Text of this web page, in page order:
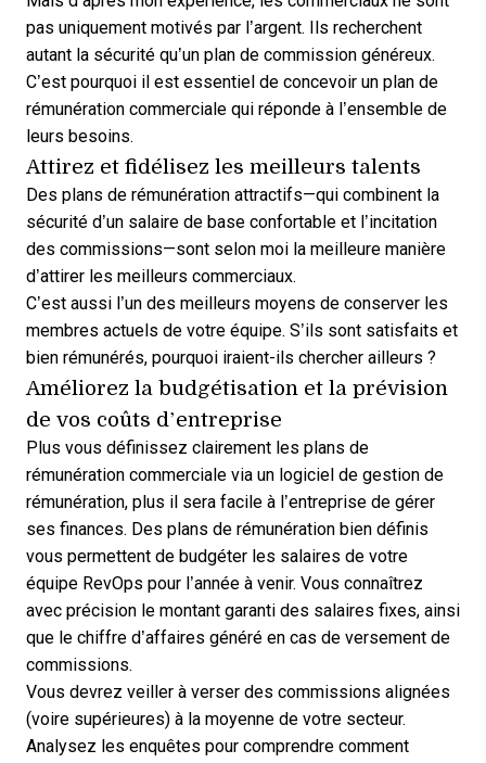
pas uniquement motivés par l’argent. Ils recherchent
autant la sécurité qu’un plan de commission généreux.
C’est pourquoi il est essentiel de concevoir un plan de
rémunération commerciale qui réponde à l’ensemble de
leurs besoins.
Attirez et fidélisez les meilleurs talents
Des plans de rémunération attractifs—qui combinent la
sécurité d’un salaire de base confortable et l’incitation
des commissions—sont selon moi la meilleure manière
d’attirer les meilleurs commerciaux.
C’est aussi l’un des meilleurs moyens de conserver les
membres actuels de votre équipe. S’ils sont satisfaits et
bien rémunérés, pourquoi iraient-ils chercher ailleurs ?
Améliorez la budgétisation et la prévision
de vos coûts d’entreprise
Plus vous définissez clairement les plans de
rémunération commerciale via un logiciel de gestion de
rémunération, plus il sera facile à l’entreprise de gérer
ses finances. Des plans de rémunération bien définis
vous permettent de budgéter les salaires de votre
équipe RevOps pour l’année à venir. Vous connaîtrez
avec précision le montant garanti des salaires fixes, ainsi
que le chiffre d’affaires généré en cas de versement de
commissions.
Vous devrez veiller à verser des commissions alignées
(voire supérieures) à la moyenne de votre secteur.
Analysez les enquêtes pour comprendre comment